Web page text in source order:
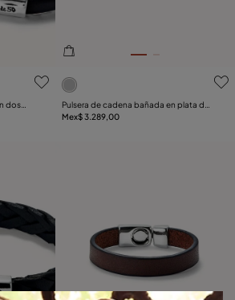
cliente
dos
5de 5 Valoración del cliente
Pulsera de cadena bañada en plata de
ley con pieza ajustable central
Mex$ 3.289,00